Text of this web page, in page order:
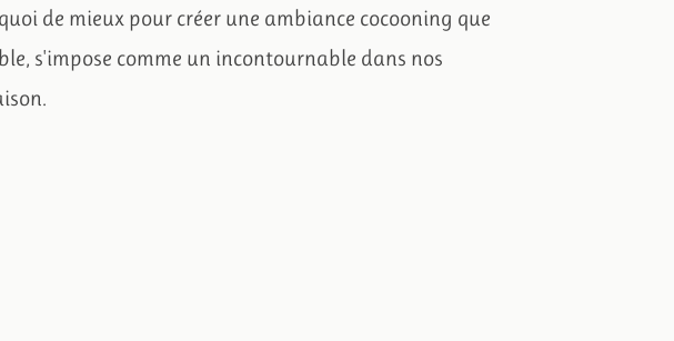
de mieux pour créer une ambiance cocooning que
s'impose comme un incontournable dans nos